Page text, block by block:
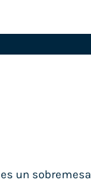
es un sobremesa